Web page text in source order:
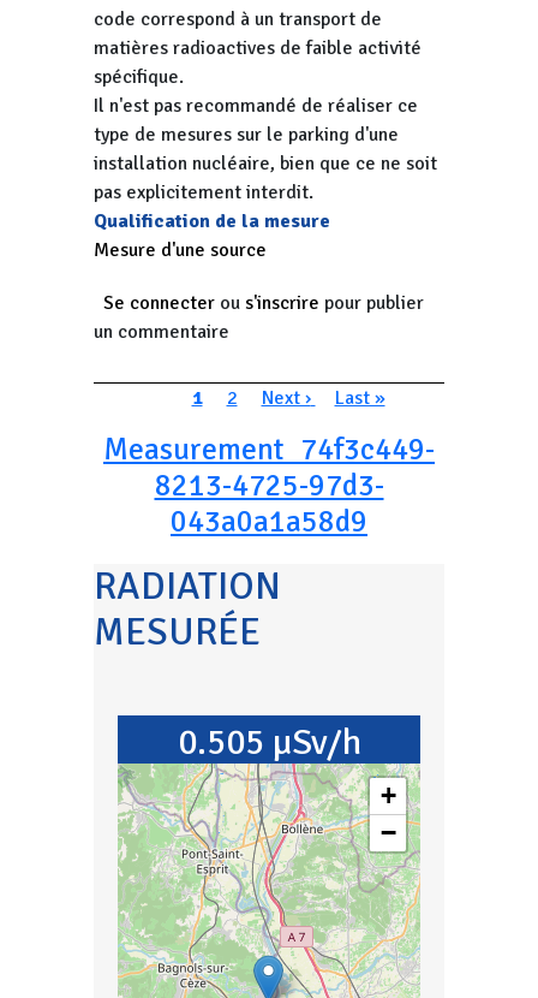
code correspond à un transport de
matières radioactives de faible activité
spécifique.
Il n'est pas recommandé de réaliser ce
type de mesures sur le parking d'une
installation nucléaire, bien que ce ne soit
pas explicitement interdit.
Qualification de la mesure
Mesure d'une source
Se connecter ou s'inscrire pour publier
un commentaire
PaginationPage courante
1 Page
2 Page suivante
Next › Dernière page
Last »
Measurement_74f3c449-
8213-4725-97d3-
043a0a1a58d9
RADIATION
MESURÉE
0.505 µSv/h
+
−